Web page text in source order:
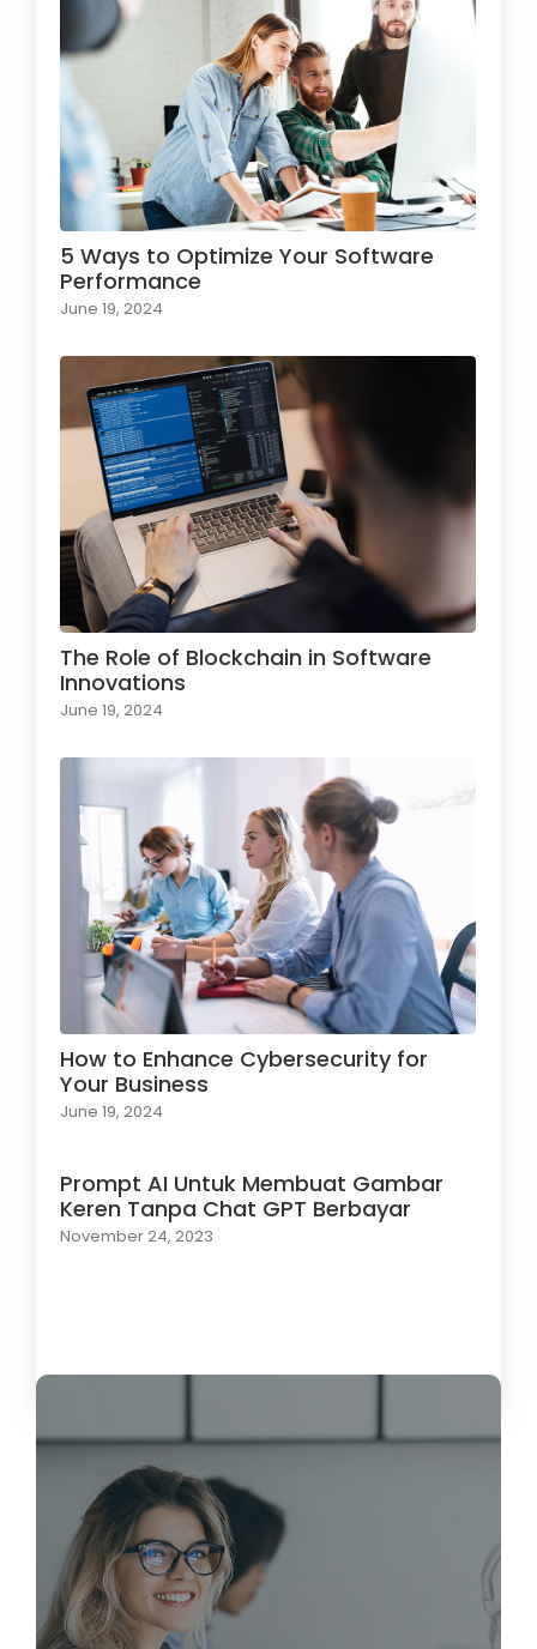
5 Ways to Optimize Your Software
Performance
June 19, 2024
The Role of Blockchain in Software
Innovations
June 19, 2024
How to Enhance Cybersecurity for
Your Business
June 19, 2024
Prompt AI Untuk Membuat Gambar
Keren Tanpa Chat GPT Berbayar
November 24, 2023